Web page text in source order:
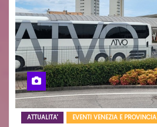
ATTUALITA' EVENTI VENEZIA E PROVINCIA